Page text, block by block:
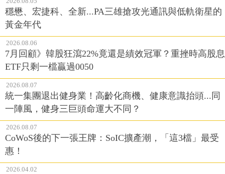
穩懋、宏捷科、全新...PA三雄搶攻光通訊與低軌衛星的
黃金年代
2026.08.06
7月回顧》韓股狂瀉22%竟還是績效冠軍？重挫時高股息
ETF只剩一檔贏過0050
2026.08.07
統一集團退出健身業！高齡化商機、健康意識抬頭...同
一陣風，健身三巨頭命運大不同？
2026.08.07
CoWoS後的下一張王牌：SoIC擴產潮，「這3檔」最受
惠！
2026.04.02